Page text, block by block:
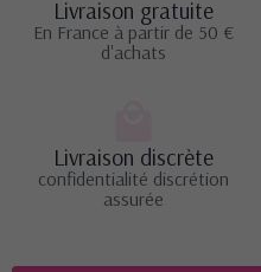
Livraison gratuite
En France à partir de 50 €
d'achats
Livraison discrète
confidentialité discrétion
assurée